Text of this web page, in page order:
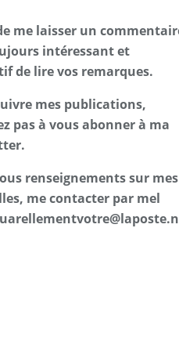
me laisser un
intéressant et
de lire vos remarques.
mes publications,
pas à vous abonner à ma
renseignements sur mes
me contacter par mel